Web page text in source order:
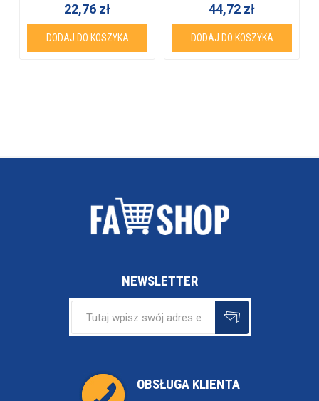
22,76 zł
DODAJ DO KOSZYKA
44,72 zł
DODAJ DO KOSZYKA
NEWSLETTER
OBSŁUGA KLIENTA